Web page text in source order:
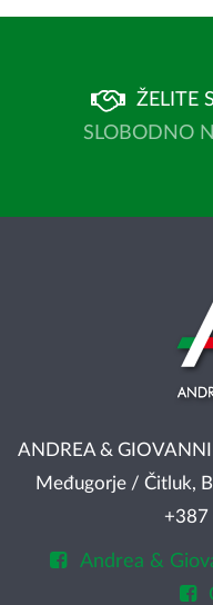
ŽELITE
SLOBODNO
ANDREA &
Međugorje / Čitluk,
+387
Andrea &